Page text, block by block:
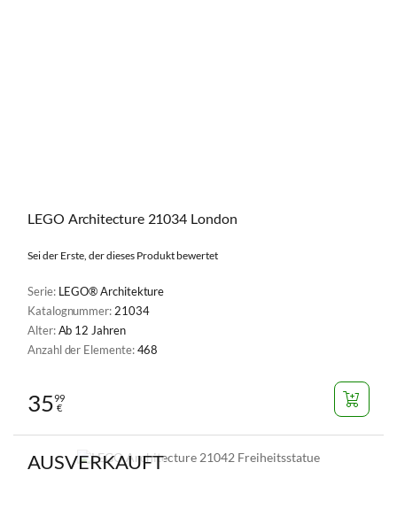
LEGO Architecture 21034 London
Sei der Erste, der dieses Produkt bewertet
Serie: LEGO® Architekture
Katalognummer: 21034
Alter:Ab 12 Jahren
Anzahl der Elemente:468
3599
€
AUSVERKAUFT